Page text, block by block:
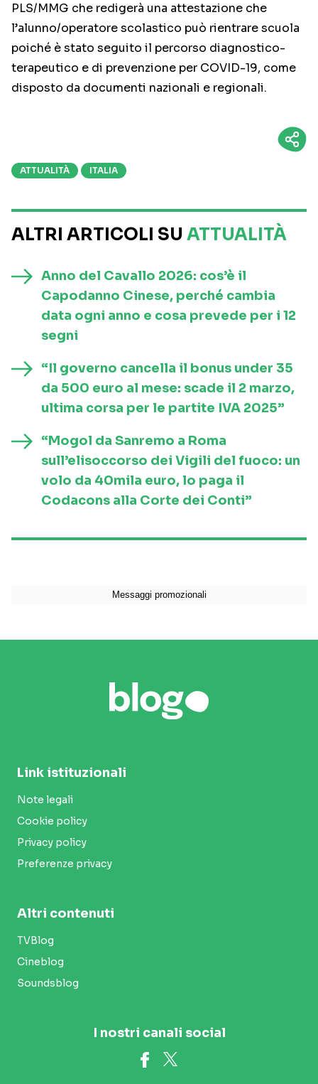
PLS/MMG che redigerà una attestazione che
l’alunno/operatore scolastico può rientrare scuola
poiché è stato seguito il percorso diagnostico-
terapeutico e di prevenzione per COVID-19, come
disposto da documenti nazionali e regionali.
ATTUALITÀ ITALIA
ALTRI ARTICOLI SU ATTUALITÀ
Anno del Cavallo 2026: cos’è il
Capodanno Cinese, perché cambia
data ogni anno e cosa prevede per i 12
segni
“Il governo cancella il bonus under 35
da 500 euro al mese: scade il 2 marzo,
ultima corsa per le partite IVA 2025”
“Mogol da Sanremo a Roma
sull’elisoccorso dei Vigili del fuoco: un
volo da 40mila euro, lo paga il
Codacons alla Corte dei Conti”
Link istituzionali
Note legali
Cookie policy
Privacy policy
Preferenze privacy
Altri contenuti
TVBlog
Cineblog
Soundsblog
I nostri canali social